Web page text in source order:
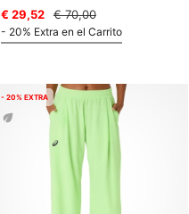
€ 29,52
€ 70,00
- 20% Extra en el Carrito
- 20% EXTRA